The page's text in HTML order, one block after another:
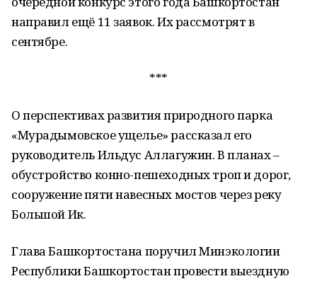
направил ещё 11 заявок. Их рассмотрят в
сентябре.
***
О перспективах развития природного парка
«Мурадымовское ущелье» рассказал его
руководитель Ильдус Аллагужин. В планах –
обустройство конно-пешеходных троп и дорог,
сооружение пяти навесных мостов через реку
Большой Ик.
Глава Башкортостана поручил Минэкологии
Республики Башкортостан провести выездную